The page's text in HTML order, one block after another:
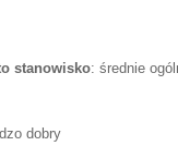
stanowisko: średnie
dobry